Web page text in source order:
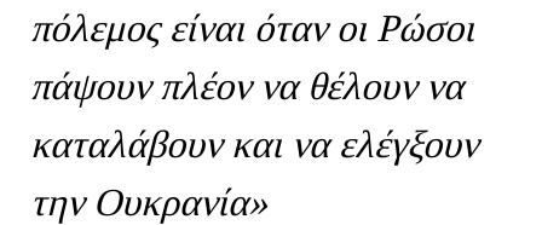
πόλεμος είναι όταν οι Ρώσοι
πάψουν πλέον να θέλουν να
καταλάβουν και να ελέγξουν
την Ουκρανία»